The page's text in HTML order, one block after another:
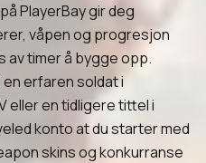
PlayerBay gir deg
våpen og progresjon
av timer å bygge opp.
en erfaren soldat i
eller en tidligere tittel i
konto at du starter med
skins og konkurranse